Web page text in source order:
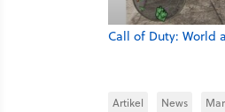
Call of Duty: World
Artikel News